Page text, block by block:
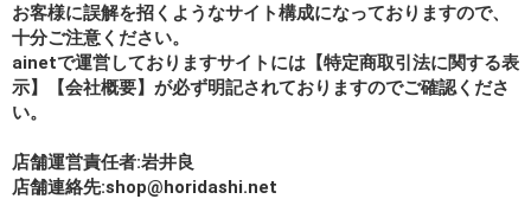
お客様に誤解を招くようなサイト構成になっておりますので、
十分ご注意ください。
ainetで運営しておりますサイトには【特定商取引法に関する表
示】【会社概要】が必ず明記されておりますのでご確認くださ
い。
店舗運営責任者:岩井良
店舗連絡先:shop@horidashi.net